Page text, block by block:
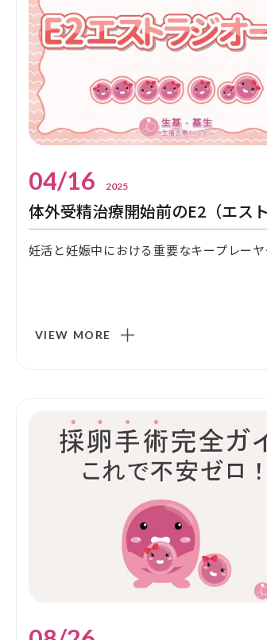
04/16 2025
妊活と妊娠中における重要なキープレーヤ
VIEW MORE